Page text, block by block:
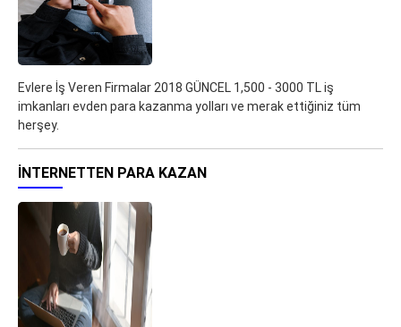
Evlere İş Veren Firmalar 2018 GÜNCEL 1,500 - 3000 TL iş
imkanları evden para kazanma yolları ve merak ettiğiniz tüm
herşey.
İNTERNETTEN PARA KAZAN